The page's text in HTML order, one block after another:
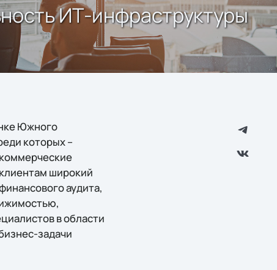
ИТ-инфраструктуры
Южного
которых –
широкий
аудита,
в области
задачи